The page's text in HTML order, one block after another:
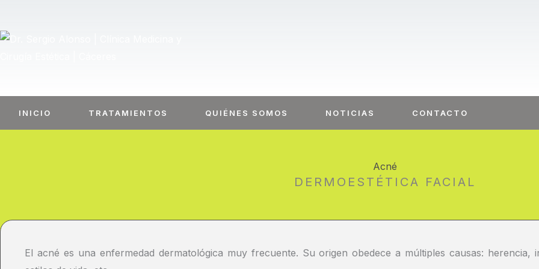
contenido
INICIO TRATAMIENTOS QUIÉNES SOMOS NOTICIAS CONTACTO
Acné
DERMOESTÉTICA FACIAL
El acné es una enfermedad dermatológica muy frecuente. Su origen obedece a múltiples causas: herencia,